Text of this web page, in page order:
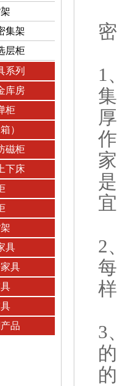
集架
层柜
系列
库房
柜
）
磁柜
下床
具
具
品
1
2
3